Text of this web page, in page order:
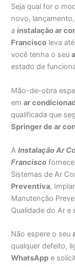
Seja qual for o
novo,
a instalação ar
Francisco leva
você tenha o seu
estado de
Mão-de-obra
emar
qualificada que
Springer de ar
AInstalação Ar
Francisco
Sistemas de Ar
Preventiva,
Manutenção
Qualidade do Ar e
Não espere o seu
qualquer defeito,
WhatsApp e